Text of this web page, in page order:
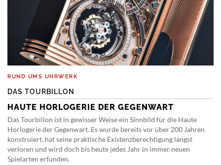
RUND UMS UHRWERK
DAS TOURBILLON
HAUTE HORLOGERIE DER GEGENWART
Das Tourbillon ist in gewisser Weise ein Sinnbild für die Haute
Horlogerie der Gegenwart. Es wurde bereits vor über 200 Jahren
konstruiert, hat seine praktische Existenzberechtigung längst
verloren und wird doch bis heute jedes Jahr in immer neuen
Spielarten erfunden.